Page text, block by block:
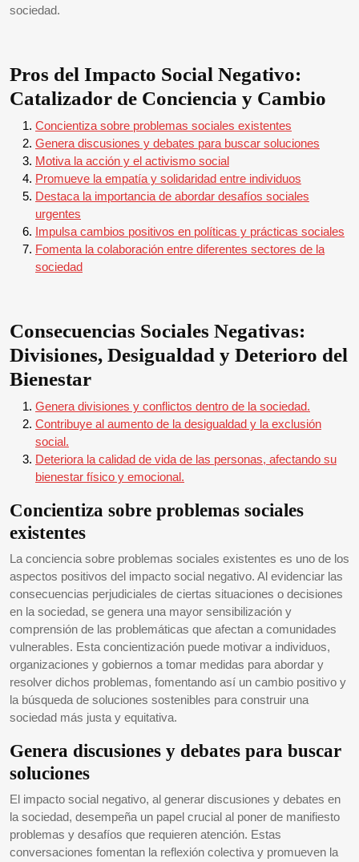
sociedad.
Pros del Impacto Social Negativo:
Catalizador de Conciencia y Cambio
Concientiza sobre problemas sociales existentes
Genera discusiones y debates para buscar soluciones
Motiva la acción y el activismo social
Promueve la empatía y solidaridad entre individuos
Destaca la importancia de abordar desafíos sociales
urgentes
Impulsa cambios positivos en políticas y prácticas sociales
Fomenta la colaboración entre diferentes sectores de la
sociedad
Consecuencias Sociales Negativas:
Divisiones, Desigualdad y Deterioro del
Bienestar
Genera divisiones y conflictos dentro de la sociedad.
Contribuye al aumento de la desigualdad y la exclusión
social.
Deteriora la calidad de vida de las personas, afectando su
bienestar físico y emocional.
Concientiza sobre problemas sociales
existentes
La conciencia sobre problemas sociales existentes es uno de los
aspectos positivos del impacto social negativo. Al evidenciar las
consecuencias perjudiciales de ciertas situaciones o decisiones
en la sociedad, se genera una mayor sensibilización y
comprensión de las problemáticas que afectan a comunidades
vulnerables. Esta concientización puede motivar a individuos,
organizaciones y gobiernos a tomar medidas para abordar y
resolver dichos problemas, fomentando así un cambio positivo y
la búsqueda de soluciones sostenibles para construir una
sociedad más justa y equitativa.
Genera discusiones y debates para buscar
soluciones
El impacto social negativo, al generar discusiones y debates en
la sociedad, desempeña un papel crucial al poner de manifiesto
problemas y desafíos que requieren atención. Estas
conversaciones fomentan la reflexión colectiva y promueven la